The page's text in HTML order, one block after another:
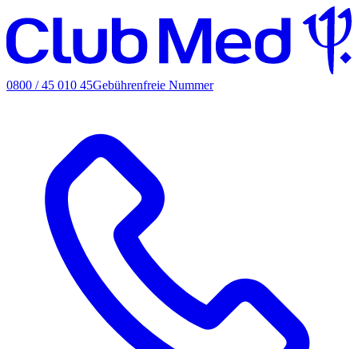
0800 / 45 010 45Gebührenfreie Nummer